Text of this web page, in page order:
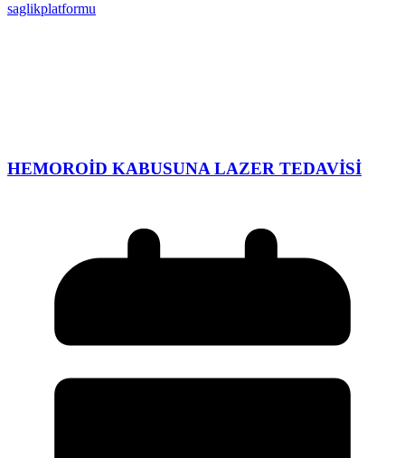
saglikplatformu
HEMOROİD KABUSUNA LAZER TEDAVİSİ